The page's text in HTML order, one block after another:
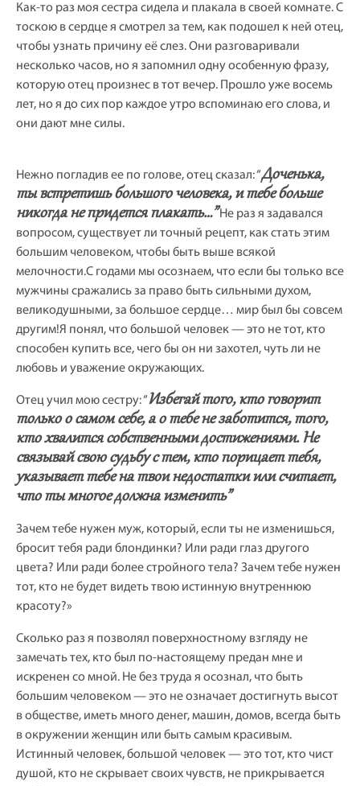
Как-то раз моя сестра сидела и плакала в своей комнате. С
тоскою в сердце я смотрел за тем, как подошел к ней отец,
чтобы узнать причину её слез. Они разговаривали
несколько часов, но я запомнил одну особенную фразу,
которую отец произнес в тот вечер. Прошло уже восемь
лет, но я до сих пор каждое утро вспоминаю его слова, и
они дают мне силы.
Нежно погладив ее по голове, отец сказал: “Доченька,
ты встретишь большого человека, и тебе больше
никогда не придется плакать…”Не раз я задавался
вопросом, существует ли точный рецепт, как стать этим
большим человеком, чтобы быть выше всякой
мелочности.С годами мы осознаем, что если бы только все
мужчины сражались за право быть сильными духом,
великодушными, за большое сердце… мир был бы совсем
другим!Я понял, что большой человек — это не тот, кто
способен купить все, чего бы он ни захотел, чуть ли не
любовь и уважение окружающих.
Отец учил мою сестру: “Избегай того, кто говорит
только о самом себе, а о тебе не заботится, того,
кто хвалится собственными достижениями. Не
связывай свою судьбу с тем, кто порицает тебя,
указывает тебе на твои недостатки или считает,
что ты многое должна изменить”
Зачем тебе нужен муж, который, если ты не изменишься,
бросит тебя ради блондинки? Или ради глаз другого
цвета? Или ради более стройного тела? Зачем тебе нужен
тот, кто не будет видеть твою истинную внутреннюю
красоту?»
Сколько раз я позволял поверхностному взгляду не
замечать тех, кто был по-настоящему предан мне и
искренен со мной. Не без труда я осознал, что быть
большим человеком — это не означает достигнуть высот
в обществе, иметь много денег, машин, домов, всегда быть
в окружении женщин или быть самым красивым.
Истинный человек, большой человек — это тот, кто чист
душой, кто не скрывает своих чувств, не прикрывается